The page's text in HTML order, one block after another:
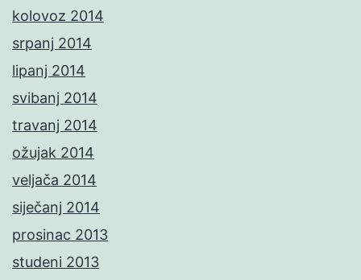
kolovoz 2014
srpanj 2014
lipanj 2014
svibanj 2014
travanj 2014
ožujak 2014
veljača 2014
siječanj 2014
prosinac 2013
studeni 2013